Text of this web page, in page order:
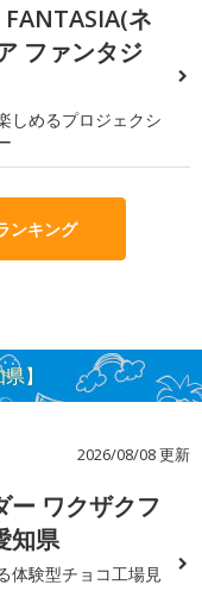
ネ
ファンタジ
しめるプロジェクシ
ンキング
】
2026/08/08 更新
ー ワクザクフ
知県
体験型チョコ工場見